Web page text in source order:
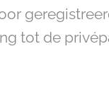
tot de